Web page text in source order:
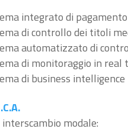
integrato di
di controllo dei titoli
automatizzato di
di monitoraggio in real
di business
modale: